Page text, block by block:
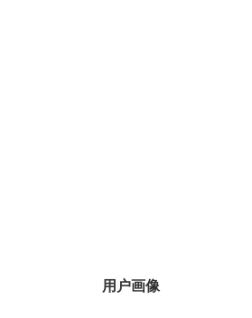
用户画像